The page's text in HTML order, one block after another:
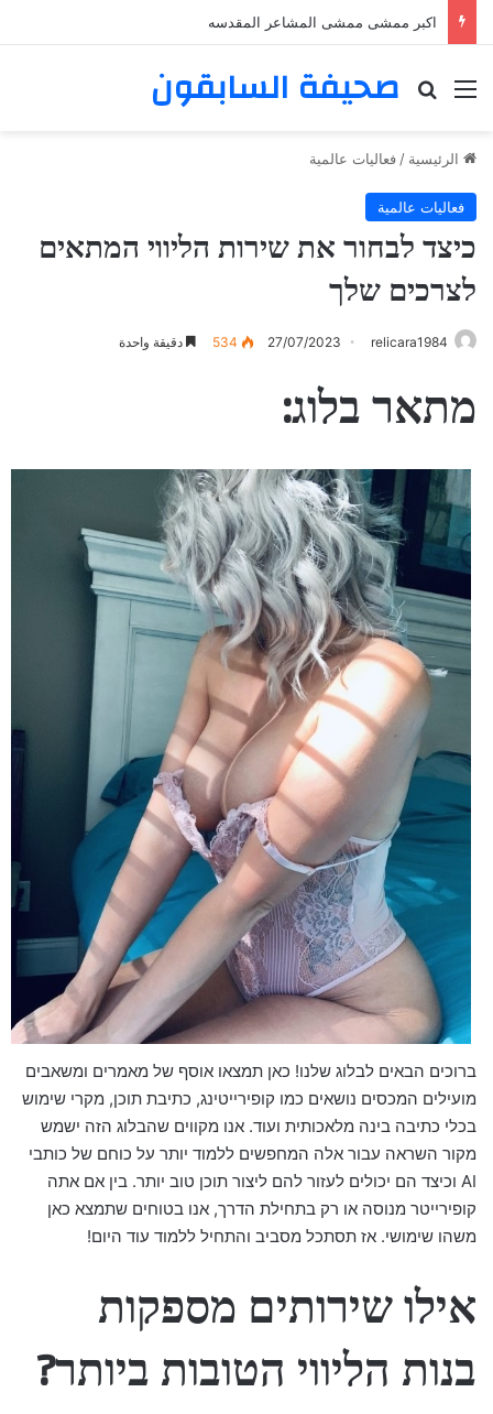
اكبر ممشى ممشى المشاعر المقدسه
صحيفة السابقون القائمة بحث عن
الرئيسية / فعاليات عالمية
فعاليات عالمية
כיצד לבחור את שירות הליווי המתאים
לצרכים שלך
relicara1984
27/07/2023
534 دقيقة واحدة
מתאר בלוג:
ברוכים הבאים לבלוג שלנו! כאן תמצאו אוסף של מאמרים ומשאבים
מועילים המכסים נושאים כמו קופירייטינג, כתיבת תוכן, מקרי שימוש
בכלי כתיבה בינה מלאכותית ועוד. אנו מקווים שהבלוג הזה ישמש
מקור השראה עבור אלה המחפשים ללמוד יותר על כוחם של כותבי
AI וכיצד הם יכולים לעזור להם ליצור תוכן טוב יותר. בין אם אתה
קופירייטר מנוסה או רק בתחילת הדרך, אנו בטוחים שתמצא כאן
משהו שימושי. אז תסתכל מסביב והתחיל ללמוד עוד היום!
אילו שירותים מספקות
בנות הליווי הטובות ביותר?